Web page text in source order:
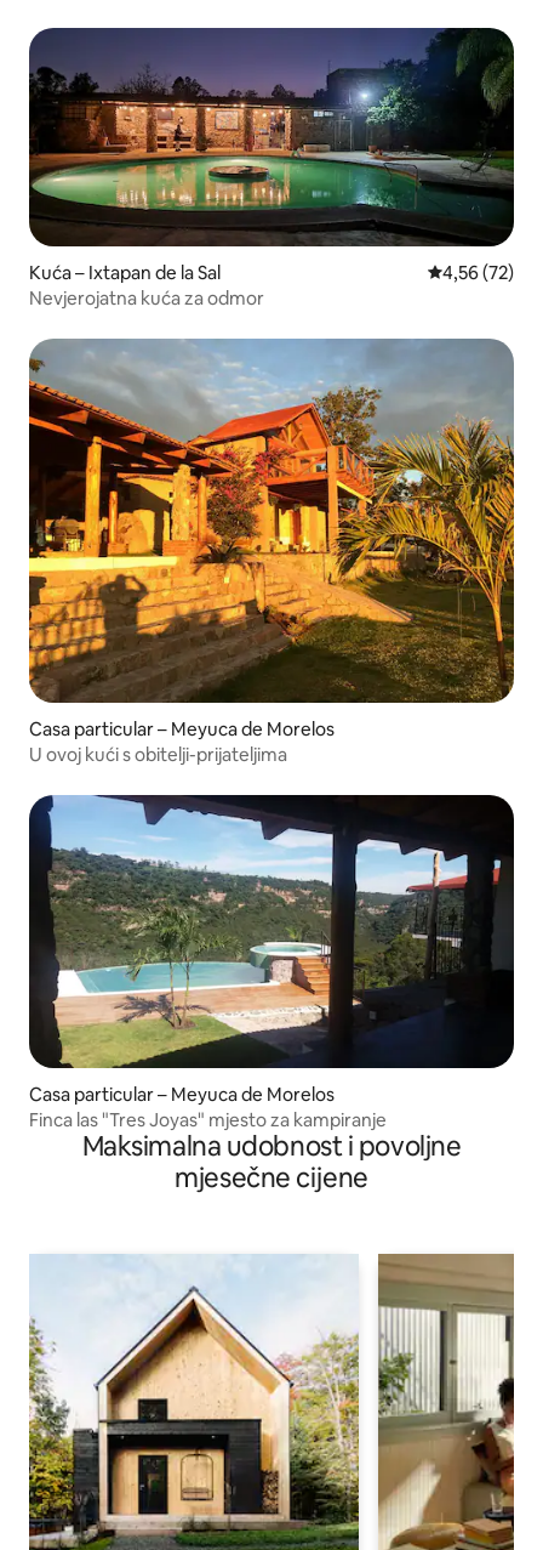
Kuća – Ixtapan de la Sal Prosječna
4,56 (72)
Nevjerojatna kuća za odmor
Casa particular – Meyuca de Morelos
U ovoj kući s obitelji-prijateljima
Casa particular – Meyuca de Morelos
Finca las "Tres Joyas" mjesto za kampiranje
Maksimalna udobnost i povoljne
mjesečne cijene